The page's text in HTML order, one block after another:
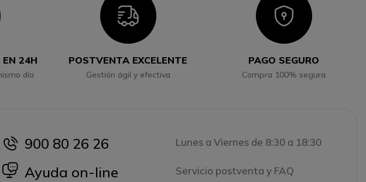
EN 24H
día
Icon
POSTVENTA EXCELENTE
Gestión ágil y efectiva
Icon
PAGO SEGURO
Compra 100% segura
icon
900 80 26 26 Lunes a Viernes de 8:30 a 18:30
icon
Ayuda on-line Servicio postventa y FAQ